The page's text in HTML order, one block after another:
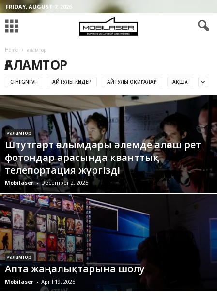
FRIDAY, AUGUST 7, 2026
Home ғаламтор
ҒАЛАМТОР
CFHFGNFVF АЙТУЛЫ КҮНДЕР АЙТУЛЫ ОҚИҒАЛАР АҚША
ғаламтор
Штутгарт ғалымдары әлемде алғаш рет
фотондар арасында кванттық
телепортация жүргізді
Mobilaser - December 2, 2025
ғаламтор
Апта жаңалықтарына шолу
Mobilaser - April 19, 2025